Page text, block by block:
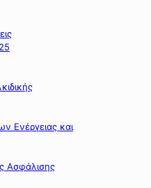
Ενέργειας και
Ασφάλισης